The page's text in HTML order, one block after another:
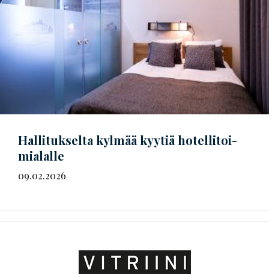
Hallitukselta kylmää kyytiä ho­tel­li­toi­
mia­lal­le
09.02.2026